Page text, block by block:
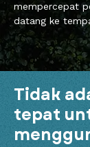
mempercepat
datang ke
Tidak
tepat